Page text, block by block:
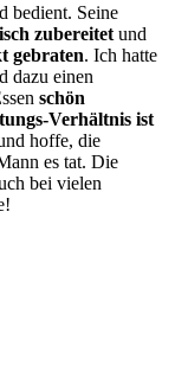
bedient. Seine
zubereitetund
gebraten. Ich hatte
dazu einen
schön
Verhältnis ist
hoffe, die
es tat. Die
bei vielen